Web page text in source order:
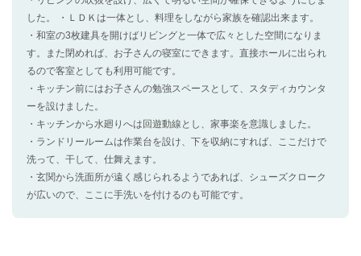
した。 ・ＬＤＫは一体とし、料理をしながら家族を確認出来ます。
・和室の3枚建具を開けばリビングと一体で広々とした空間になりま
す。また閉めれば、お子さんの寝室にできます。直接ホールに出られ
るので客室としても利用可能です。
・キッチン前にはお子さんの勉強スペースとして、スタディカウンタ
ーを設けました。
・キッチンから水廻りへは回遊動線とし、家事楽を意識しました。
・ランドリールームは作業台を設け、下を収納にすれば、ここだけで
洗って、干して、仕舞えます。
・玄関から洗面所が遠く感じられるようであれば、シューズクローク
が広いので、ここに手洗いを付けるのも可能です。